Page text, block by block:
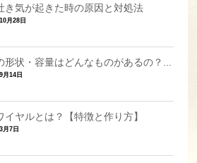
き気が起きた時の原因と対処法
月28日
形状・容量はどんなものがあるの？...
月14日
イヤルとは？【特徴と作り方】
月7日